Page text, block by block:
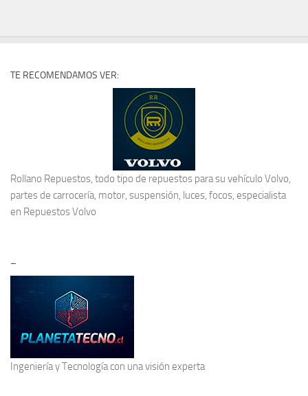
TE RECOMENDAMOS VER:
Rollano Repuestos, todo tipo de repuestos para su vehículo Volvo,
partes de carrocería, motor, suspensión, luces, focos, especialista
en Repuestos Volvo
–
Ingeniería y Tecnologíacon una visión experta